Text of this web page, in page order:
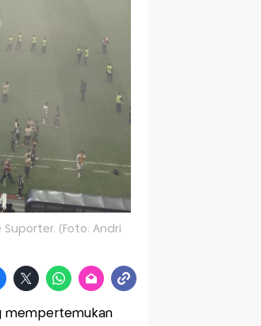
Suporter. (Foto: Andri
mempertemukan